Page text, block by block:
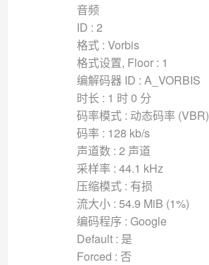
音频
ID : 2
格式 : Vorbis
格式设置, Floor : 1
编解码器 ID : A_VORBIS
时长 : 1 时 0 分
码率模式 : 动态码率 (VBR)
码率 : 128 kb/s
声道数 : 2 声道
采样率 : 44.1 kHz
压缩模式 : 有损
流大小 : 54.9 MiB (1%)
编码程序 : Google
Default : 是
Forced : 否